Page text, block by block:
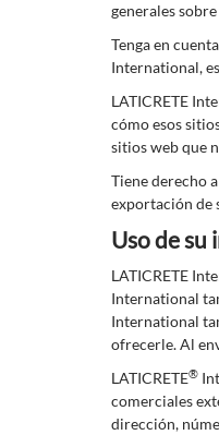
generales
Tenga en
International,
LATICRETE
cómo esos
sitios web que
Tiene derecho
exportación de
Uso de su
LATICRETE
International
International
ofrecerle. Al
LATICRETE®
comerciales
dirección,